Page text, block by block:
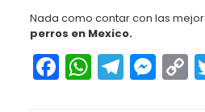
Nada como contar con las
perros en Mexico.
Facebook